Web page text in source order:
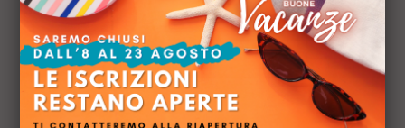
Di seguito un esempio di alcune operazioni e del loro diverso
trattamento contabile (Jacek,2011):